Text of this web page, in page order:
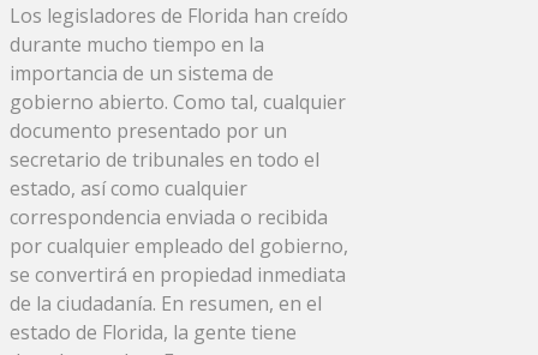
Los legisladores de Florida han creído
durante mucho tiempo en la
importancia de un sistema de
gobierno abierto. Como tal, cualquier
documento presentado por un
secretario de tribunales en todo el
estado, así como cualquier
correspondencia enviada o recibida
por cualquier empleado del gobierno,
se convertirá en propiedad inmediata
de la ciudadanía. En resumen, en el
estado de Florida, la gente tiene